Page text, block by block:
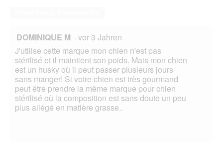
DOMINIQUE M · vor 3 Jahren
J'utilise cette marque mon chien n'est pas
stérilisé et il maintient son poids. Mais mon chien
est un husky où il peut passer plusieurs jours
sans manger! Si votre chien est très gourmand
peut être prendre la même marque pour chien
stérilisé où la composition est sans doute un peu
plus allégé en matière grasse..